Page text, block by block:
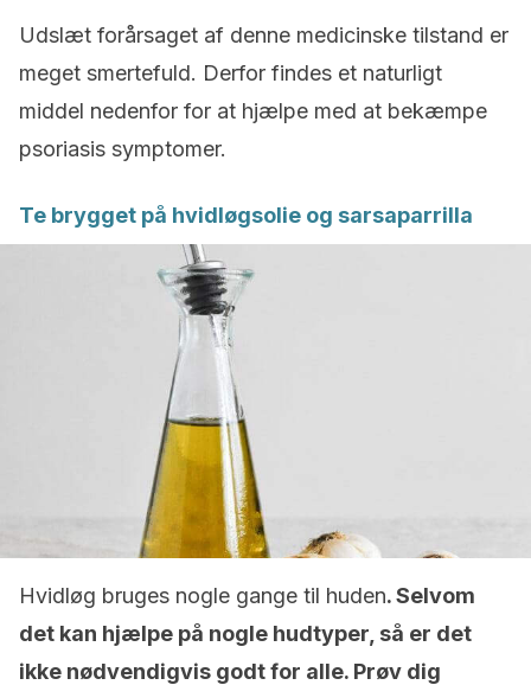
Udslæt forårsaget af denne medicinske tilstand er
meget smertefuld. Derfor findes et naturligt
middel nedenfor for at hjælpe med at bekæmpe
psoriasis symptomer.
Te brygget på hvidløgsolie og sarsaparrilla
Hvidløg bruges nogle gange til huden. Selvom
det kan hjælpe på nogle hudtyper, så er det
ikke nødvendigvis godt for alle. Prøv dig